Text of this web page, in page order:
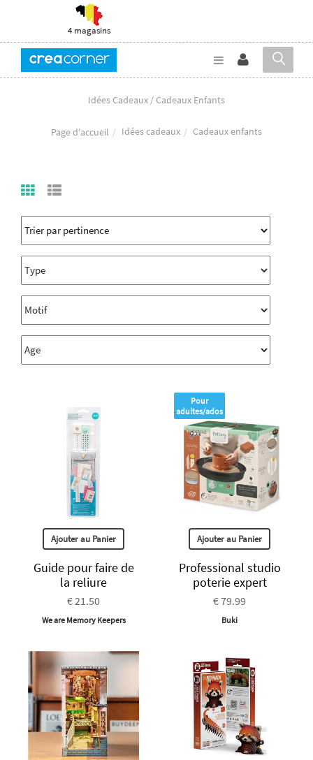
4 magasins
Idées Cadeaux / Cadeaux Enfants
Page d'accueil Idées cadeaux Cadeaux enfants
Ajouter au Panier
Guide pour faire de
la reliure
€ 21.50
We are Memory Keepers
Pour
adultes/ados
Ajouter au Panier
Professional studio
poterie expert
€ 79.99
Buki